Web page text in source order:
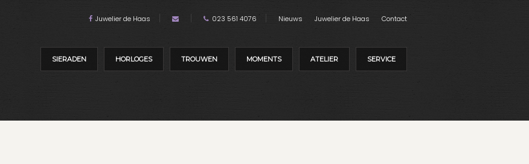
Juwelier de Haas 023 561 4076 Nieuws Juwelier de Haas Contact
SIERADEN HORLOGES TROUWEN MOMENTS ATELIER SERVICE